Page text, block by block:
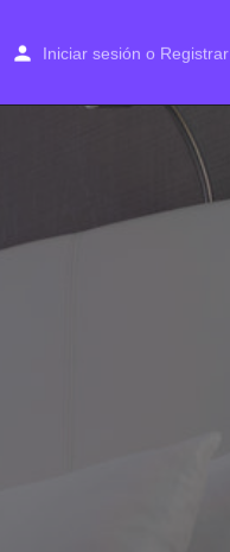
Iniciar sesión o Registrar